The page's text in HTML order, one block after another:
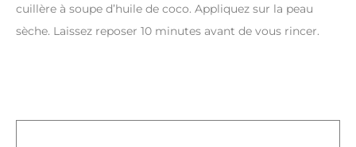
cuillère à soupe d’huile de coco. Appliquez sur la peau
sèche. Laissez reposer 10 minutes avant de vous rincer.